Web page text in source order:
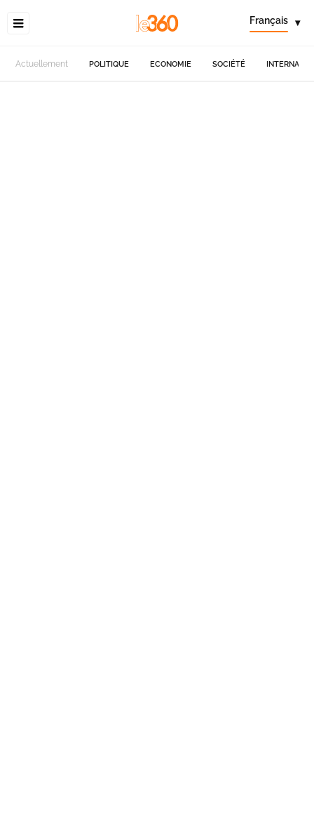
Français ▾
Actuellement POLITIQUE ECONOMIE SOCIÉTÉ